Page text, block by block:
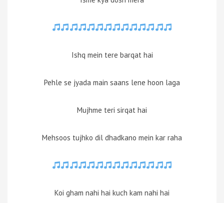
Ishq mein tere barqat hai
Pehle se jyada main saans lene hoon laga
Mujhme teri sirqat hai
Mehsoos tujhko dil dhadkano mein kar raha
Koi gham nahi hai kuch kam nahi hai